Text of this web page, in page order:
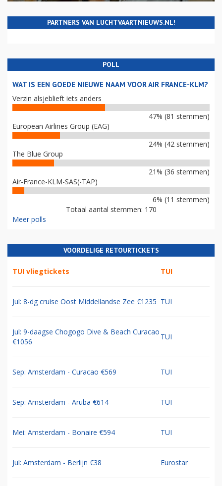
PARTNERS VAN LUCHTVAARTNIEUWS.NL!
POLL
WAT IS EEN GOEDE NIEUWE NAAM VOOR AIR FRANCE-KLM?
Verzin alsjeblieft iets anders
47% (81 stemmen)
European Airlines Group (EAG)
24% (42 stemmen)
The Blue Group
21% (36 stemmen)
Air-France-KLM-SAS(-TAP)
6% (11 stemmen)
Totaal aantal stemmen: 170
Meer polls
VOORDELIGE RETOURTICKETS
TUI vliegtickets TUI
Jul: 8-dg cruise Oost Middellandse Zee €1235 TUI
Jul: 9-daagse Chogogo Dive & Beach Curacao
€1056
TUI
Sep: Amsterdam - Curacao €569 TUI
Sep: Amsterdam - Aruba €614 TUI
Mei: Amsterdam - Bonaire €594 TUI
Jul: Amsterdam - Berlijn €38 Eurostar